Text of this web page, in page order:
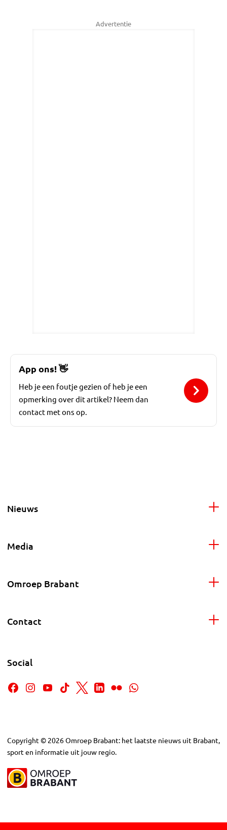
Advertentie
App ons!👋
Heb je een foutje gezien of heb je een
opmerking over dit artikel? Neem dan
contact met ons op.
Nieuws
Media
Omroep Brabant
Contact
Social
Copyright © 2026Omroep Brabant: het laatste nieuws uit Brabant,
sport en informatie uit jouw regio.